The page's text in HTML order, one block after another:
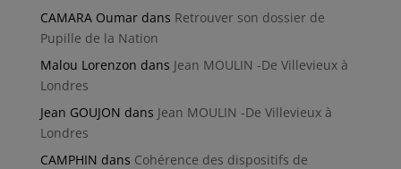
CAMARA Oumardans Retrouver son dossier de
Pupille de la Nation
Malou Lorenzon dans Jean MOULIN -De Villevieux à
Londres
Jean GOUJON dans Jean MOULIN -De Villevieux à
Londres
CAMPHIN dans Cohérence des dispositifs de